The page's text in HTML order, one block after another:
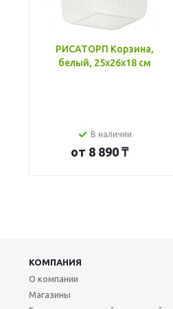
РИСАТОРП Корзина,
белый, 25x26x18 см
В наличии
от 8 890 ₸
КОМПАНИЯ
О компании
Магазины